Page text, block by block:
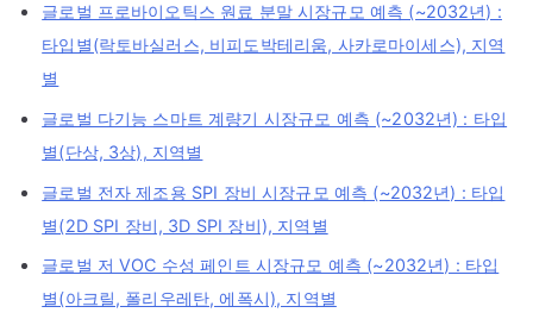
글로벌 프로바이오틱스 원료 분말 시장규모 예측 (~2032년) :
타입별(락토바실러스, 비피도박테리움, 사카로마이세스), 지역
별
글로벌 다기능 스마트 계량기 시장규모 예측 (~2032년) : 타입
별(단상, 3상), 지역별
글로벌 전자 제조용 SPI 장비 시장규모 예측 (~2032년) : 타입
별(2D SPI 장비, 3D SPI 장비), 지역별
글로벌 저 VOC 수성 페인트 시장규모 예측 (~2032년) : 타입
별(아크릴, 폴리우레탄, 에폭시), 지역별